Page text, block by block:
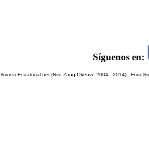
Síguenos en:
Ecuatorial.net (Nvo Zang Okenve 2004 - 2014) - Foro